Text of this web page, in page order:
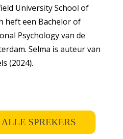
University School of
heft een Bachelor of
Psychology van de
Selma is auteur van
(2024).
SPREKERS